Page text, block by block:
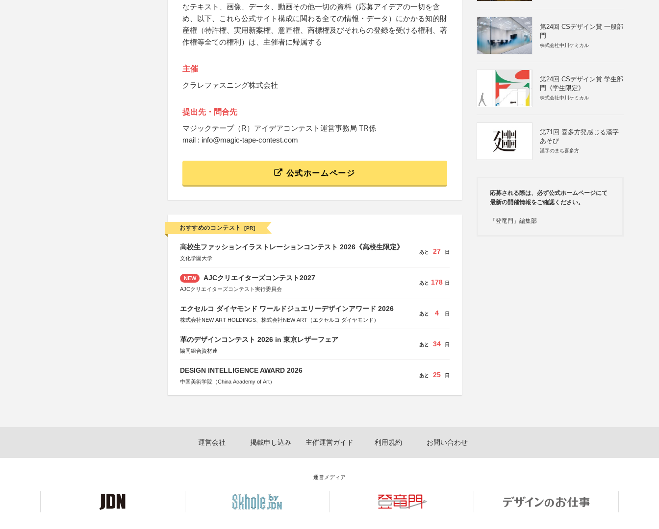
なテキスト、画像、データ、動画その他一切の資料（応募アイデアの一切を含
め、以下、これら公式サイト構成に関わる全ての情報・データ）にかかる知的財
産権（特許権、実用新案権、意匠権、商標権及びそれらの登録を受ける権利、著
作権等全ての権利）は、主催者に帰属する
主催
クラレファスニング株式会社
提出先・問合先
マジックテープ（R）アイデアコンテスト運営事務局 TR係
mail : info@magic-tape-contest.com
公式ホームページ
おすすめのコンテスト [PR]
高校生ファッションイラストレーションコンテスト 2026《高校生限定》
文化学園大学
あと 27 日
NEW AJCクリエイターズコンテスト2027
AJCクリエイターズコンテスト実行委員会
あと 178 日
エクセルコ ダイヤモンド ワールドジュエリーデザインアワード 2026
株式会社NEW ART HOLDINGS、株式会社NEW ART（エクセルコ ダイヤモンド）
あと 4 日
革のデザインコンテスト 2026 in 東京レザーフェア
協同組合資材連
あと 34 日
DESIGN INTELLIGENCE AWARD 2026
中国美術学院（China Academy of Art）
あと 25 日
第24回 CSデザイン賞 一般部
門
株式会社中川ケミカル
第24回 CSデザイン賞 学生部
門《学生限定》
株式会社中川ケミカル
第71回 喜多方発感じる漢字
あそび
漢字のまち喜多方
応募される際は、必ず公式ホームページにて
最新の開催情報をご確認ください。
「登竜門」編集部
運営会社 掲載申し込み 主催運営ガイド 利用規約 お問い合わせ
運営メディア